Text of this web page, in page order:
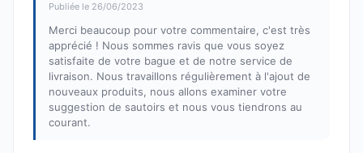
Publiée le 26/06/2023
Merci beaucoup pour votre commentaire, c'est très
apprécié ! Nous sommes ravis que vous soyez
satisfaite de votre bague et de notre service de
livraison. Nous travaillons régulièrement à l'ajout de
nouveaux produits, nous allons examiner votre
suggestion de sautoirs et nous vous tiendrons au
courant.